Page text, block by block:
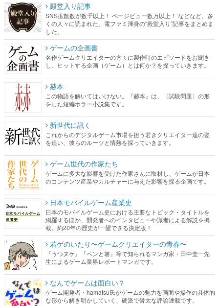
殿堂入り記事
SNS拡散数が数千以上！ ページビュー数万以上！ などなど。多
くの人々に読まれた、電ファミ渾身の“殿堂入り”記事をまとめま
した。
ゲームの企画書
名作ゲームクリエイターの方々に製作時のエピソードをお聞き
し、ヒットする企画（ゲーム）とは何か？を探っていきます。
赫本
この物語を解いてはいけない。『赫本』は、〈試験問題〉の形
をした短編ホラー小説集です。
新世代に訊く
これからのデジタルゲーム市場を担う若きクリエイター達の姿
を追い、彼らのルーツと情熱を探っていきます。
ゲーム世代の作家たち
ゲームに多大な影響を受けた作家さんに取材し、ゲームが日本
のコンテンツ産業やカルチャーに与えた影響を探る企画です。
日本モバイルゲーム産業史
日本のモバイルゲーム史における主要なトピック・タイトルを
網羅するほか、開発者へのインタビューや識者による解説を掲
載。約20年の歴史が一望できる決定版！
若ゲのいたり〜ゲームクリエイターの青春〜
『うつヌケ』『ペンと箸』等で知られるマンガ家・田中圭一先
生によるゲーム業界レポートマンガです。
なんでゲームは面白い？
ゲーム開発者・hamatsu氏がゲームの魅力を画面や操作の具体的
な形から解き明かしていく、硬派で骨太な評論連載です。